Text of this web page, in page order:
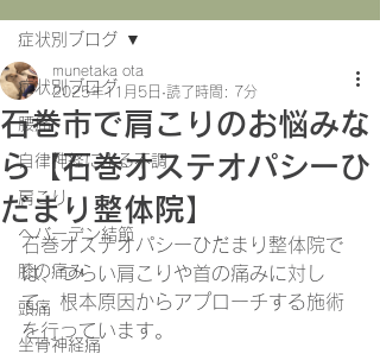
症状別ブログ
腰痛
自律神経による不調
肩こり
ヘバーデン結節
膝の痛み
頭痛
坐骨神経痛
症状別ブログ
石巻市で肩こりのお悩みな
ら【石巻オステオパシーひ
だまり整体院】
munetaka ota
2025年11月5日 読了時間: 7分
石巻オステオパシーひだまり整体院で
は、つらい肩こりや首の痛みに対し
て、根本原因からアプローチする施術
を行っています。